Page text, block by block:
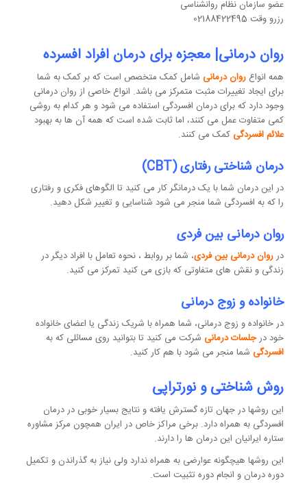
عضو سازمان نظام روانشناسی
رزرو وقت 02188422495
روان درمانی| معجزه برای درمان افراد افسرده
همه انواع روان درمانی شامل کمک متخصص است که بر کمک به شما
برای ایجاد تغییرات مثبت متمرکز می باشد. انواع خاصی از روان درمانی
وجود دارد که برای درمان افسردگی استفاده می شود و هر کدام به روشی
کمی متفاوت عمل می کنند، اما ثابت شده است که همه آن ها به بهبود
علائم افسردگی کمک می کنند.
درمان شناختی رفتاری (CBT)
در این درمان شما با یک درمانگر کار می کنید تا الگوهای فکری و رفتاری
را که به افسردگی شما منجر می شود شناسایی و تغییر شکل دهید.
روان درمانی بین فردی
درروان درمانی بین فردی، شما بر روابط ، نحوه تعامل با افراد دیگر در
زندگی و نقش های متفاوتی که بازی می کنید تمرکز می کنید.
خانواده و زوج درمانی
در خانواده و زوج درمانی، شما همراه با شریک زندگی یا اعضای خانواده
خود درجلسات درمانی شرکت می کنید تا بتوانید روی مسائلی که به
افسردگی شما منجر می شود با هم کار کنید.
روش شناختی و نورتراپی
این روشها در جهان تازه گسترش یافته و نتایج بسیار خوبی در درمان
افسردگی به همراه دارد. برخی مراکز خاص در ایران همچون مرکز مشاوره
ستاره ایرانیان این درمان ها را دارند.
این روشها هیچگونه عوارضی به همراه ندارد ولی نیاز به گذراندن و تکمیل
دوره درمان و انجام دوره تثبیت است.